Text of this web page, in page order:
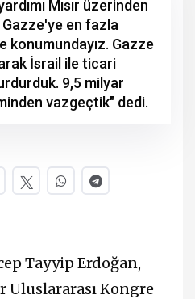
Mısır üzerinden
Gazze'ye en fazla
konumundayız. Gazze
İsrail ile ticari
9,5 milyar
vazgeçtik" dedi.
Tayyip Erdoğan,
Kongre